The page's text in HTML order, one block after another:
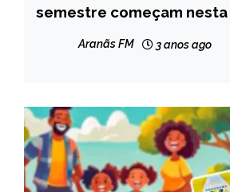
CAPELINHA
semestre começam
Aranãs FM 3 anos ago